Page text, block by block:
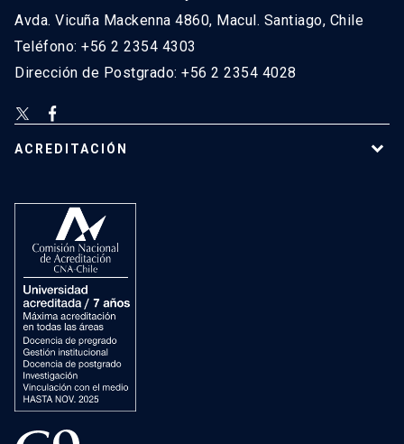
Avda. Vicuña Mackenna 4860, Macul. Santiago, Chile
Teléfono: +56 2 2354 4303
Dirección de Postgrado: +56 2 2354 4028
ACREDITACIÓN